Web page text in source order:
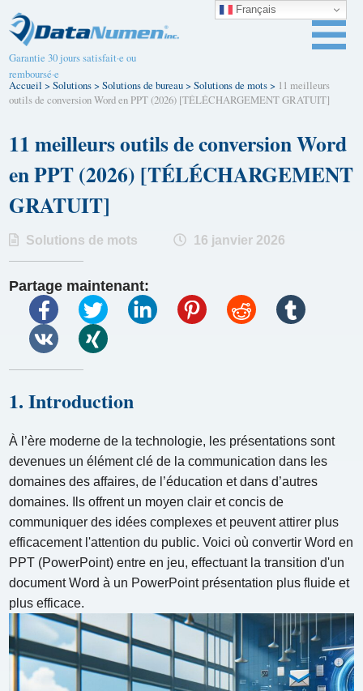
Garantie 30 jours satisfait·e ou
remboursé·e
Accueil >Solutions>Solutions de bureau>Solutions de mots> 11 meilleurs
outils de conversion Word en PPT (2026) [TÉLÉCHARGEMENT GRATUIT]
11 meilleurs outils de conversion Word
en PPT (2026) [TÉLÉCHARGEMENT
GRATUIT]
Solutions de mots 16 janvier 2026
Partage maintenant:
1. Introduction
À l’ère moderne de la technologie, les présentations sont
devenues un élément clé de la communication dans les
domaines des affaires, de l’éducation et dans d’autres
domaines. Ils offrent un moyen clair et concis de
communiquer des idées complexes et peuvent attirer plus
efficacement l'attention du public. Voici où convertir Word en
PPT (PowerPoint) entre en jeu, effectuant la transition d'un
document Word à un PowerPoint présentation plus fluide et
plus efficace.
Français